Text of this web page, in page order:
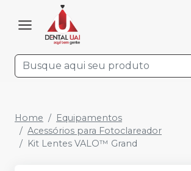
Home
Equipamentos
Acessórios para Fotoclareador
Kit Lentes VALO™ Grand